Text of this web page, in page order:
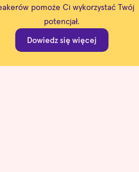
pomoże Ci wykorzystać Twój
potencjał.
Dowiedz się więcej